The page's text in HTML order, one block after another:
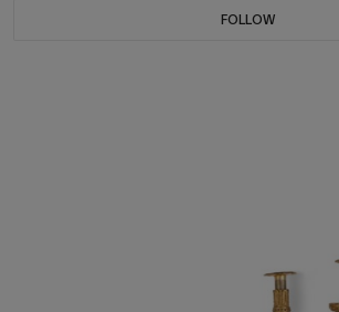
FOLLOW